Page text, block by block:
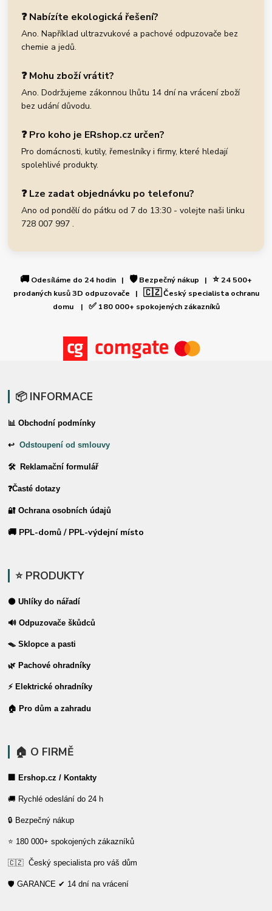
❓ Nabízíte ekologická řešení?
Ano. Například ultrazvukové a pachové odpuzovače bez
chemie a jedů.
❓ Mohu zboží vrátit?
Ano. Dodržujeme zákonnou lhůtu 14 dní na vrácení zboží
bez udání důvodu.
❓ Pro koho je ERshop.cz určen?
Pro domácnosti, kutily, řemeslníky i firmy, které hledají
spolehlivé produkty.
❓ Lze zadat objednávku po telefonu?
Ano od pondělí do pátku od 7 do 13:30 - volejte naši linku
728 007 997 .
🚚 Odesíláme do 24 hodin | 🛡️Bezpečný nákup | ⭐24 500+
prodaných kusů 3D odpuzovače | 🇨🇿Český specialista ochranu
domu | ✅180 000+ spokojených zákazníků
📦 INFORMACE
📊 Obchodní podmínky
↩Odstoupení od smlouvy
🛠 Reklamační formulář
❓Časté dotazy
🔐 Ochrana osobních údajů
🚚 PPL-domů / PPL-výdejní místo
⭐ PRODUKTY
⚫ Uhlíky do nářadí
🔊 Odpuzovače škůdců
🪤 Sklopce a pasti
🌿 Pachové ohradníky
⚡ Elektrické ohradníky
🏠 Pro dům a zahradu
🏠 O FIRMĚ
🏢 Ershop.cz / Kontakty
🚚 Rychlé odeslání do 24 h
🔒 Bezpečný nákup
⭐ 180 000+ spokojených zákazníků
🇨🇿 Český specialista pro váš dům
🛡️ GARANCE ✔ 14 dní na vrácení